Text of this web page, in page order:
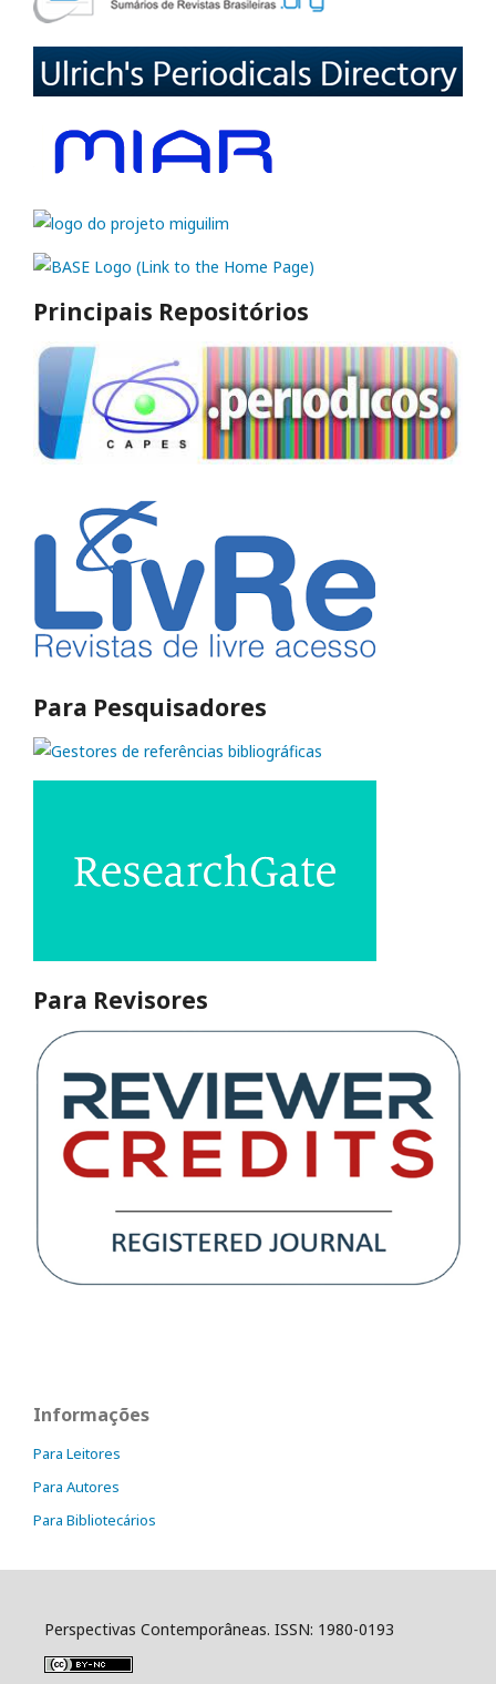
Principais Repositórios
Para Pesquisadores
Para Revisores
Informações
Para Leitores
Para Autores
Para Bibliotecários
Perspectivas Contemporâneas. ISSN: 1980-0193